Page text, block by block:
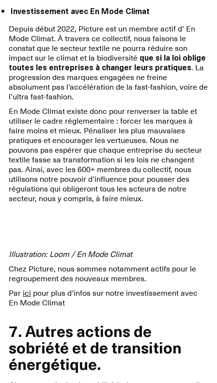
Investissement avec En Mode Climat
Depuis début 2022, Picture est un membre actif d’ En
Mode Climat. À travers ce collectif, nous faisons le
constat que le secteur textile ne pourra réduire son
impact sur le climat et la biodiversité que si la loi oblige
toutes les entreprises à changer leurs pratiques. La
progression des marques engagées ne freine
absolument pas l’accélération de la fast-fashion, voire de
l’ultra fast-fashion.
En Mode Climat existe donc pour renverser la table et
utiliser le cadre réglementaire : forcer les marques à
faire moins et mieux. Pénaliser les plus mauvaises
pratiques et encourager les vertueuses. Nous ne
pouvons pas espérer que chaque entreprise du secteur
textile fasse sa transformation si les lois ne changent
pas. Ainsi, avec les 600+ membres du collectif, nous
utilisons notre pouvoir d’influence pour pousser des
régulations qui obligeront tous les acteurs de notre
secteur, nous y compris, à faire mieux.
Illustration: Loom / En Mode Climat
Chez Picture, nous sommes notamment actifs pour le
regroupement des nouveaux membres.
Par ici pour plus d’infos sur notre investissement avec
En Mode Climat
7. Autres actions de
sobriété et de transition
énergétique.